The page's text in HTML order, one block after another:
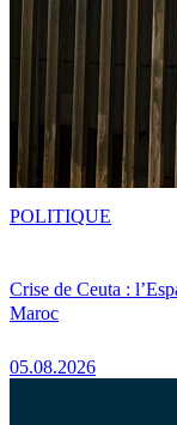
Crise de Ceuta :
Maroc
05.08.2026
POLITIQUE